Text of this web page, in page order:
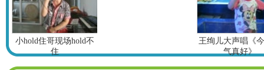
小hold住哥现场hold不
住
王绚儿大声唱《
气真好》